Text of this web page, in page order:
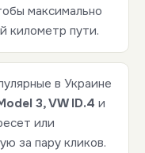
максимально
километр пути.
в Украине
3, VW ID.4 и
или
за пару кликов.